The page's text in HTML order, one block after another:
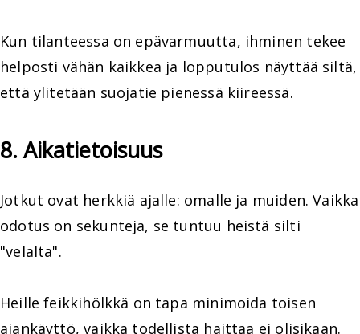
Kun tilanteessa on epävarmuutta, ihminen tekee
helposti vähän kaikkea ja lopputulos näyttää siltä,
että ylitetään suojatie pienessä kiireessä.
8. Aikatietoisuus
Jotkut ovat herkkiä ajalle: omalle ja muiden. Vaikka
odotus on sekunteja, se tuntuu heistä silti
"velalta".
Heille feikkihölkkä on tapa minimoida toisen
ajankäyttö, vaikka todellista haittaa ei olisikaan.